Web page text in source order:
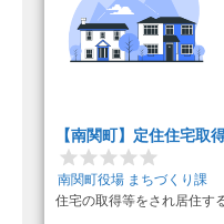
【南関町】定住住宅取
南関町役場 まちづくり課
住宅の取得等をされ居住す